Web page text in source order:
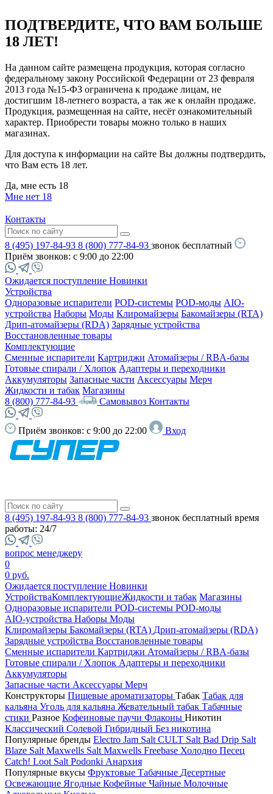
ПОДТВЕРДИТЕ, ЧТО ВАМ БОЛЬШЕ
18 ЛЕТ!
На данном сайте размещена продукция, которая согласно
федеральному закону Российской Федерации от 23 февраля
2013 года №15-ФЗ ограничена к продаже лицам, не
достигшим 18-летнего возраста, а так же к онлайн продаже.
Продукция, размещенная на сайте, несёт ознакомительный
характер. Приобрести товары можно только в наших
магазинах.
Для доступа к информации на сайте Вы должны подтвердить,
что Вам есть 18 лет.
Да, мне есть 18
Мне нет 18
Контакты
8 (495) 197-84-93 8 (800) 777-84-93 звонок бесплатный
Приём звонков: с 9:00 до 22:00
Ожидается поступление Новинки
Устройства
Одноразовые испарители POD-системы POD-моды AIO-
устройства Наборы Моды Клиромайзеры Бакомайзеры (RTA)
Дрип-атомайзеры (RDA) Зарядные устройства
Восстановленные товары
Комплектующие
Сменные испарители Картриджи Атомайзеры / RBA-базы
Готовые спирали / Хлопок Адаптеры и переходники
Аккумуляторы Запасные части Аксессуары Мерч
Жидкости и табак Магазины
8 (800) 777-84-93
Самовывоз Контакты
Приём звонков: с 9:00 до 22:00 Вход
8 (495) 197-84-93 8 (800) 777-84-93 звонок бесплатный время
работы: 24/7
вопрос менеджеру
0
0 руб.
Ожидается поступление Новинки
УстройстваКомплектующиеЖидкости и табак Магазины
Одноразовые испарители POD-системы POD-моды
AIO-устройства Наборы Моды
Клиромайзеры Бакомайзеры (RTA) Дрип-атомайзеры (RDA)
Зарядные устройства Восстановленные товары
Сменные испарители Картриджи Атомайзеры / RBA-базы
Готовые спирали / Хлопок Адаптеры и переходники
Аккумуляторы
Запасные части Аксессуары Мерч
Конструкторы Пищевые ароматизаторы Табак Табак для
кальяна Уголь для кальяна Жевательный табак Табачные
стики Разное Кофеиновые паучи Флаконы Никотин
Классический Солевой Гибридный Без никотина
Популярные бренды Electro Jam Salt CULT Salt Bad Drip Salt
Blaze Salt Maxwells Salt Maxwells Freebase Холодно Песец
Catch! Loot Salt Podonki Анархия
Популярные вкусы Фруктовые Табачные Десертные
Освежающие Ягодные Кофейные Чайные Молочные